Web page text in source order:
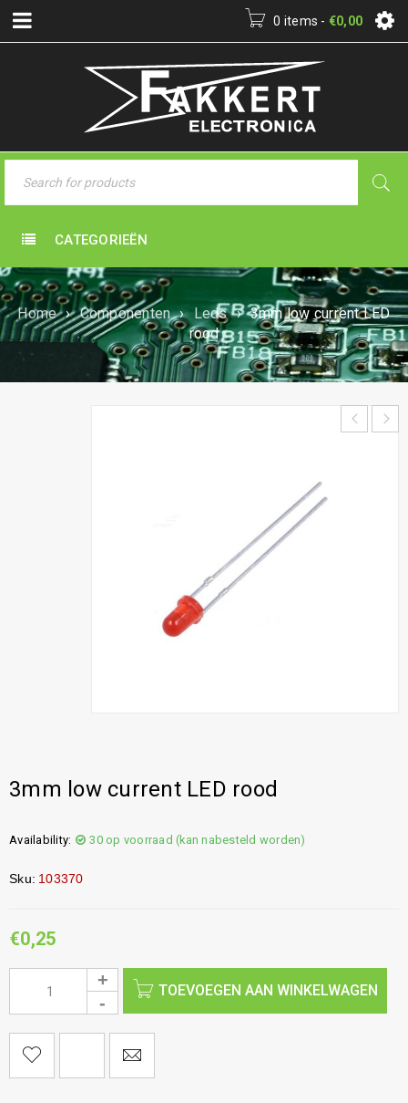
0 items - €0,00
CATEGORIEËN
Home › Componenten › Leds › 3mm low current LED
rood
3mm low current LED rood
Availability: 30 op voorraad (kan nabesteld worden)
Sku: 103370
€0,25
TOEVOEGEN AAN WINKELWAGEN